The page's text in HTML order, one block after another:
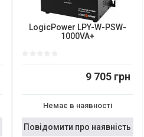
LogicPower LPY-W-PSW-
1000VA+
9 705 грн
Немає в наявності
Повідомити про наявність